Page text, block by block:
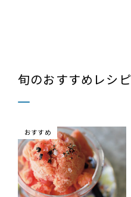
旬のおすすめレシピ
おすすめ